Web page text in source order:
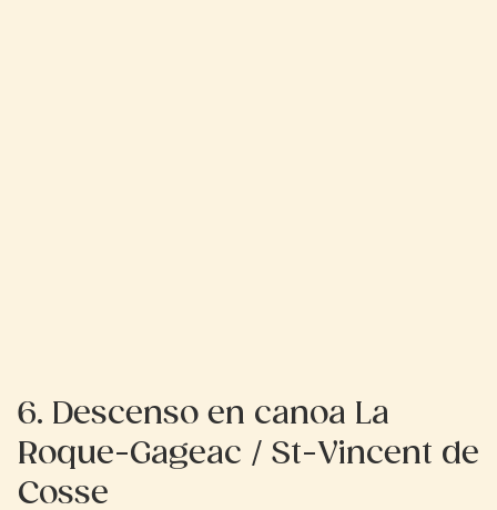
6. Descenso en canoa La
Roque-Gageac / St-Vincent de
Cosse